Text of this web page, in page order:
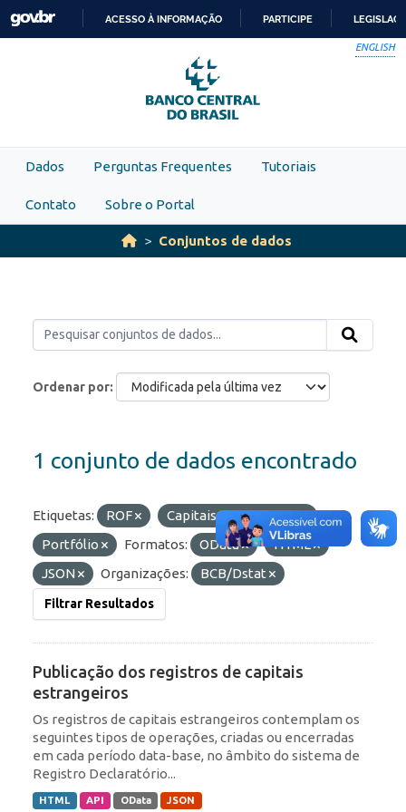
Skip to main content
PARA
O
CONTEÚDO
ACESSO À INFORMAÇÃO PARTICIPE
ENGLISH
Dados Perguntas Frequentes Tutoriais
Contato Sobre o Portal
Conjuntos de dados
Ordenar por
1 conjunto de dados encontrado
Etiquetas: ROF
Capitais Estrangeiros
Portfólio
Formatos: OData
HTML
JSON
Organizações: BCB/Dstat
Filtrar Resultados
Publicação dos registros de capitais
estrangeiros
Os registros de capitais estrangeiros contemplam os
seguintes tipos de operações, criadas ou encerradas
em cada período data-base, no âmbito do sistema de
Registro Declaratório...
HTML API OData JSON